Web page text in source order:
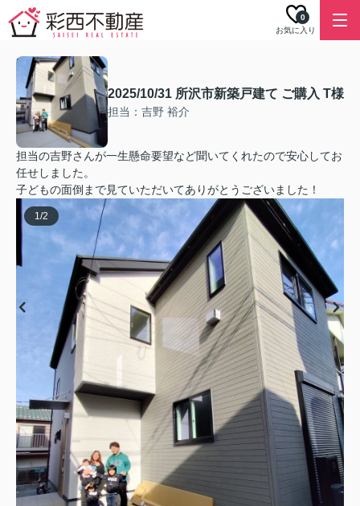
お気に入り
0
2025/10/31 所沢市新築戸建て ご購入 T様
担当：吉野 裕介
担当の吉野さんが一生懸命要望など聞いてくれたので安心してお
任せしました。
子どもの面倒まで見ていただいてありがとうございました！
1/2